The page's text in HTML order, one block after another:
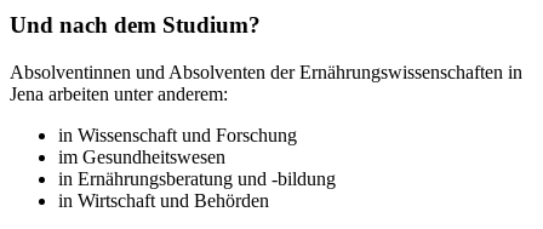
Und nach dem Studium?
Absolventinnen und Absolventen der Ernährungswissenschaften in
Jena arbeiten unter anderem:
in Wissenschaft und Forschung
im Gesundheitswesen
in Ernährungsberatung und -bildung
in Wirtschaft und Behörden